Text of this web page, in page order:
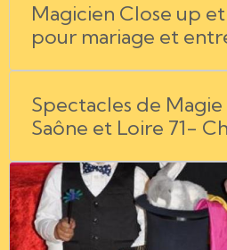
Magicien Close up et mentaliste
pour mariage et
Spectacles de Magie
Saône et Loire 71-
Rhône Alpes 69 -